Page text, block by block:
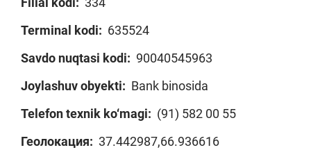
Terminal kodi: 635524
Savdo nuqtasi kodi: 90040545963
Joylashuv obyekti: Bank binosida
Telefon texnik ko‘magi: (91) 582 00 55
Геолокация: 37.442987,66.936616